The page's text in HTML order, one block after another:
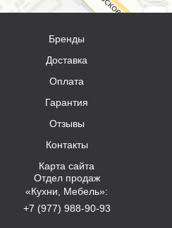
Бренды
Доставка
Оплата
Гарантия
Отзывы
Контакты
Карта сайта
Отдел продаж
«Кухни, Мебель»:
+7 (977) 988-90-93